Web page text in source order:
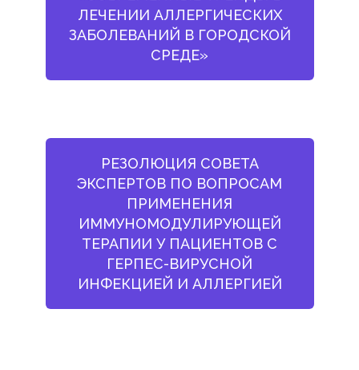
ЛЕЧЕНИИ АЛЛЕРГИЧЕСКИХ
ЗАБОЛЕВАНИЙ В ГОРОДСКОЙ
СРЕДЕ»
РЕЗОЛЮЦИЯ СОВЕТА
ЭКСПЕРТОВ ПО ВОПРОСАМ
ПРИМЕНЕНИЯ
ИММУНОМОДУЛИРУЮЩЕЙ
ТЕРАПИИ У ПАЦИЕНТОВ С
ГЕРПЕС-ВИРУСНОЙ
ИНФЕКЦИЕЙ И АЛЛЕРГИЕЙ